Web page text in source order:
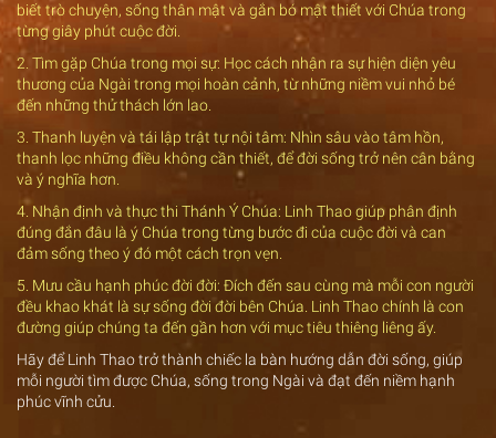
biết trò chuyện, sống thân mật và gắn bó mật thiết với Chúa trong
từng giây phút cuộc đời.
2. Tìm gặp Chúa trong mọi sự: Học cách nhận ra sự hiện diện yêu
thương của Ngài trong mọi hoàn cảnh, từ những niềm vui nhỏ bé
đến những thử thách lớn lao.
3. Thanh luyện và tái lập trật tự nội tâm: Nhìn sâu vào tâm hồn,
thanh lọc những điều không cần thiết, để đời sống trở nên cân bằng
và ý nghĩa hơn.
4. Nhận định và thực thi Thánh Ý Chúa: Linh Thao giúp phân định
đúng đắn đâu là ý Chúa trong từng bước đi của cuộc đời và can
đảm sống theo ý đó một cách trọn vẹn.
5. Mưu cầu hạnh phúc đời đời: Đích đến sau cùng mà mỗi con người
đều khao khát là sự sống đời đời bên Chúa. Linh Thao chính là con
đường giúp chúng ta đến gần hơn với mục tiêu thiêng liêng ấy.
Hãy để Linh Thao trở thành chiếc la bàn hướng dẫn đời sống, giúp
mỗi người tìm được Chúa, sống trong Ngài và đạt đến niềm hạnh
phúc vĩnh cửu.